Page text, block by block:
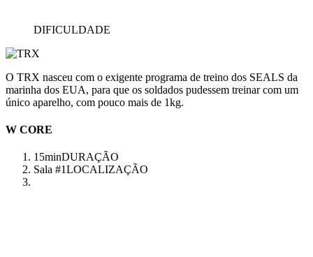
DIFICULDADE
O TRX nasceu com o exigente programa de treino dos SEALS da
marinha dos EUA, para que os soldados pudessem treinar com um
único aparelho, com pouco mais de 1kg.
W CORE
15minDURAÇÃO
Sala #1LOCALIZAÇÃO